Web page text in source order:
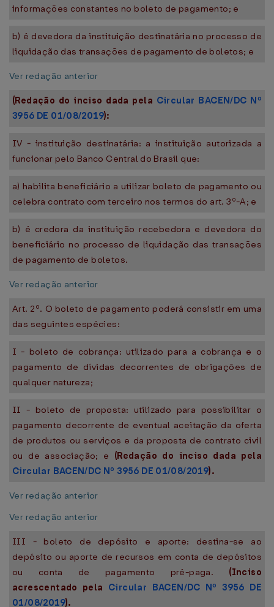
informações constantes no boleto de pagamento; e
b) é devedora da instituição destinatária no processo de
liquidação das transações de pagamento de boletos; e
Ver redação anterior
(Redação do inciso dada pela Circular BACEN/DC Nº
3956 DE 01/08/2019):
IV - instituição destinatária: a instituição autorizada a
funcionar pelo Banco Central do Brasil que:
a) habilita beneficiário a utilizar boleto de pagamento ou
celebra contrato com terceiro nos termos do art. 3º-A; e
b) é credora da instituição recebedora e devedora do
beneficiário no processo de liquidação das transações
de pagamento de boletos.
Ver redação anterior
Art. 2º. O boleto de pagamento poderá consistir em uma
das seguintes espécies:
I - boleto de cobrança: utilizado para a cobrança e o
pagamento de dívidas decorrentes de obrigações de
qualquer natureza;
II - boleto de proposta: utilizado para possibilitar o
pagamento decorrente de eventual aceitação da oferta
de produtos ou serviços e da proposta de contrato civil
ou de associação; e (Redação do inciso dada pela
Circular BACEN/DC Nº 3956 DE 01/08/2019).
Ver redação anterior
Ver redação anterior
III - boleto de depósito e aporte: destina-se ao
depósito ou aporte de recursos em conta de depósitos
ou conta de pagamento pré-paga. (Inciso
acrescentado pela Circular BACEN/DC Nº 3956 DE
01/08/2019).